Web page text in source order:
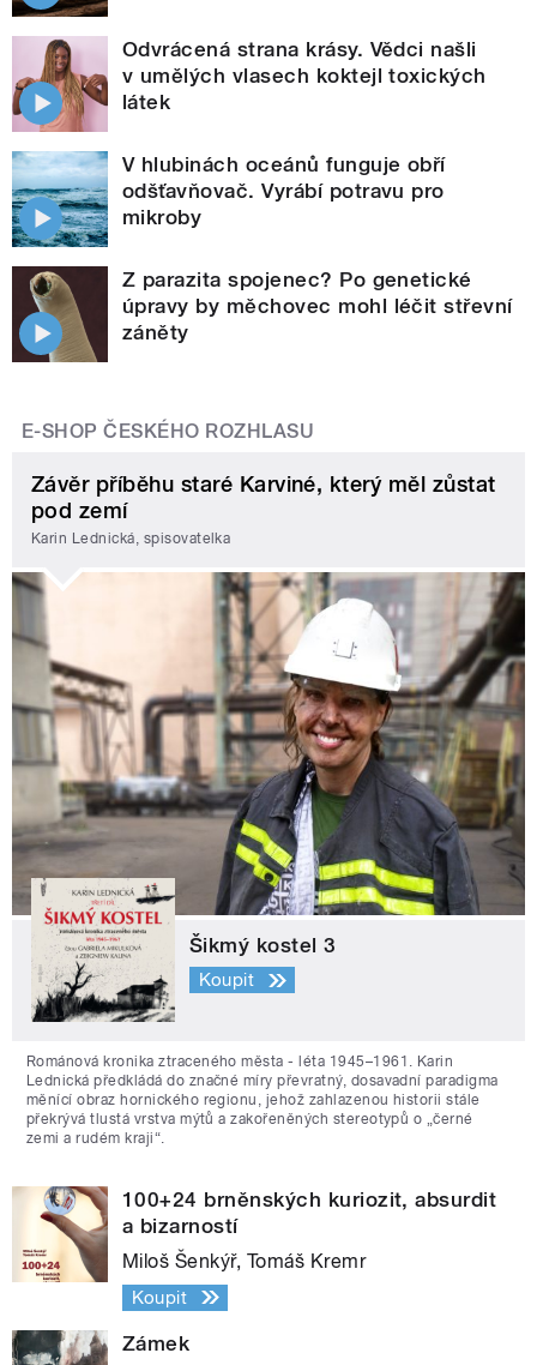
Odvrácená strana krásy. Vědci našli
v umělých vlasech koktejl toxických
látek
V hlubinách oceánů funguje obří
odšťavňovač. Vyrábí potravu pro
mikroby
Z parazita spojenec? Po genetické
úpravy by měchovec mohl léčit střevní
záněty
E-SHOP ČESKÉHO ROZHLASU
Závěr příběhu staré Karviné, který měl zůstat
pod zemí
Karin Lednická, spisovatelka
Šikmý kostel 3
Koupit
Románová kronika ztraceného města - léta 1945–1961. Karin
Lednická předkládá do značné míry převratný, dosavadní paradigma
měnící obraz hornického regionu, jehož zahlazenou historii stále
překrývá tlustá vrstva mýtů a zakořeněných stereotypů o „černé
zemi a rudém kraji“.
100+24 brněnských kuriozit, absurdit
a bizarností
Miloš Šenkýř, Tomáš Kremr
Koupit
Zámek